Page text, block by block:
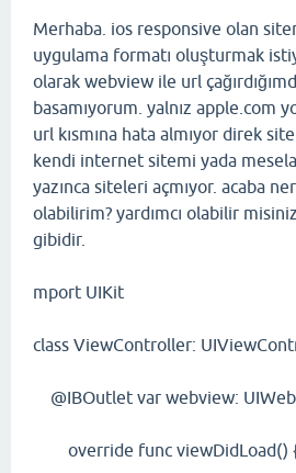
Merhaba. ios responsive olan
uygulama formatı oluşturmak
olarak webview ile url
basamıyorum. yalnız apple.com
url kısmına hata almıyor direk
kendi internet sitemi yada
yazınca siteleri açmıyor. acaba
olabilirim? yardımcı olabilir
gibidir.
mport UIKit
class ViewController:
@IBOutlet var webview:
override func viewDidLoad()